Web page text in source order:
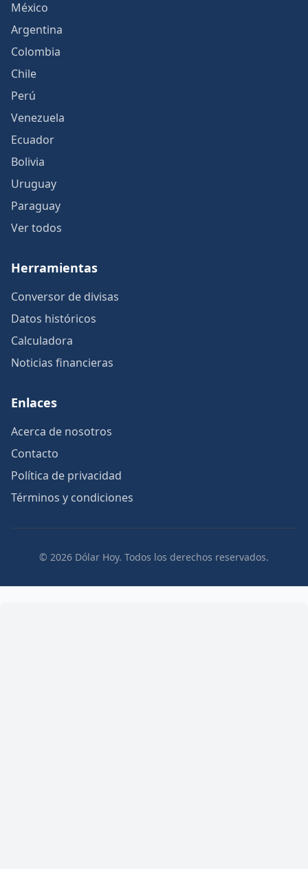
México
Argentina
Colombia
Chile
Perú
Venezuela
Ecuador
Bolivia
Uruguay
Paraguay
Ver todos
Herramientas
Conversor de divisas
Datos históricos
Calculadora
Noticias financieras
Enlaces
Acerca de nosotros
Contacto
Política de privacidad
Términos y condiciones
© 2026 Dólar Hoy. Todos los derechos reservados.